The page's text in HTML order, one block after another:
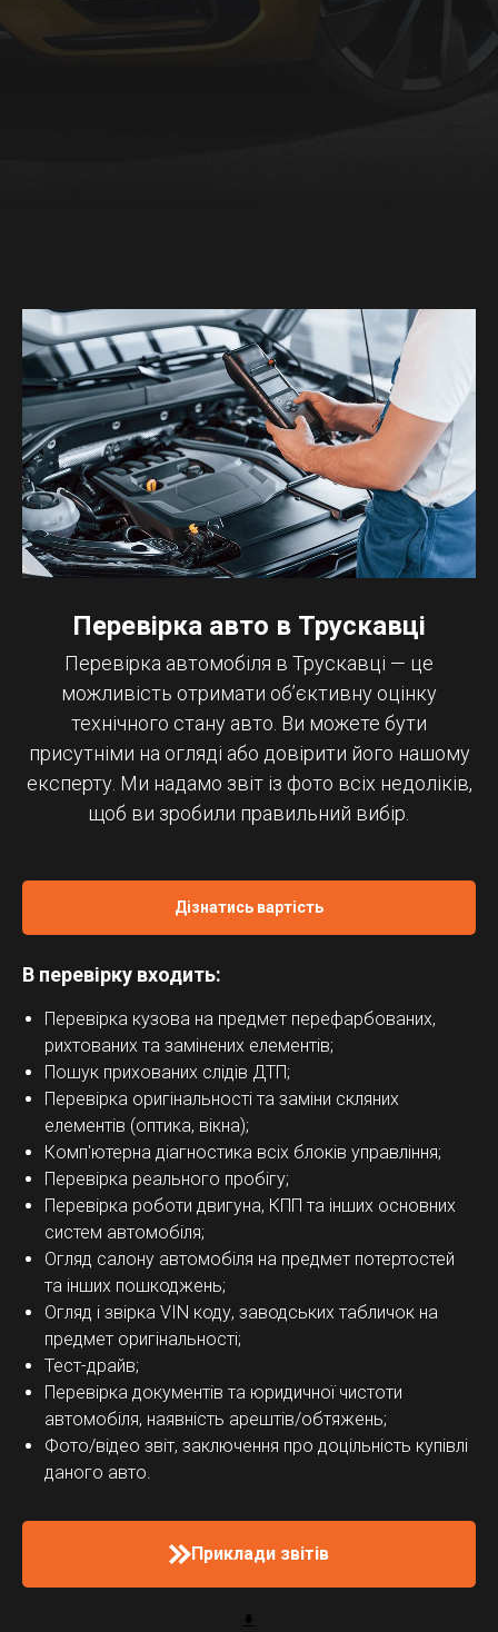
Перевірка авто в Трускавці
Перевірка автомобіля в Трускавці — це
можливість отримати об’єктивну оцінку
технічного стану авто. Ви можете бути
присутніми на огляді або довірити його нашому
експерту. Ми надамо звіт із фото всіх недоліків,
щоб ви зробили правильний вибір.
Дізнатись вартість
В перевірку входить:
Перевірка кузова на предмет перефарбованих,
рихтованих та замінених елементів;
Пошук прихованих слідів ДТП;
Перевірка оригінальності та заміни скляних
елементів (оптика, вікна);
Комп'ютерна діагностика всіх блоків управління;
Перевірка реального пробігу;
Перевірка роботи двигуна, КПП та інших основних
систем автомобіля;
Огляд салону автомобіля на предмет потертостей
та інших пошкоджень;
Огляд і звірка VIN коду, заводських табличок на
предмет оригінальності;
Тест-драйв;
Перевірка документів та юридичної чистоти
автомобіля, наявність арештів/обтяжень;
Фото/відео звіт, заключення про доцільність купівлі
даного авто.
Приклади звітів